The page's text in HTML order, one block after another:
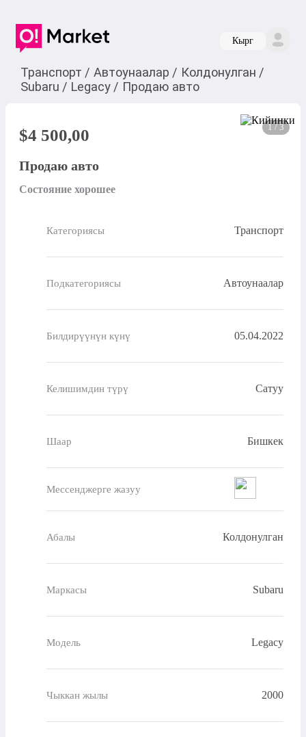
Кырг
Транспорт / Автоунаалар / Колдонулган /
Subaru / Legacy / Продаю авто
1 / 3
$4 500,00
Продаю авто
Состояние хорошее
Категориясы Транспорт
Подкатегориясы Автоунаалар
Билдирүүнүн күнү 05.04.2022
Келишимдин түрү Сатуу
Шаар Бишкек
Мессенджерге жазуу
Абалы Колдонулган
Маркасы Subaru
Модель Legacy
Чыккан жылы 2000